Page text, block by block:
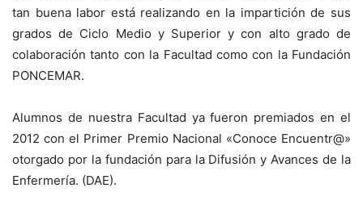
tan buena labor está realizando en la impartición de sus
grados de Ciclo Medio y Superior y con alto grado de
colaboración tanto con la Facultad como con la Fundación
PONCEMAR.
Alumnos de nuestra Facultad ya fueron premiados en el
2012 con el Primer Premio Nacional «Conoce Encuentr@»
otorgado por la fundación para la Difusión y Avances de la
Enfermería. (DAE).